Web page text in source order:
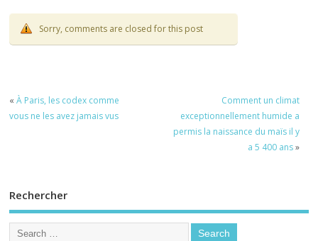
Sorry, comments are closed for this post
«À Paris, les codex comme
vous ne les avez jamais vus
Comment un climat
exceptionnellement humide a
permis la naissance du maïs il y
a 5 400 ans»
Rechercher